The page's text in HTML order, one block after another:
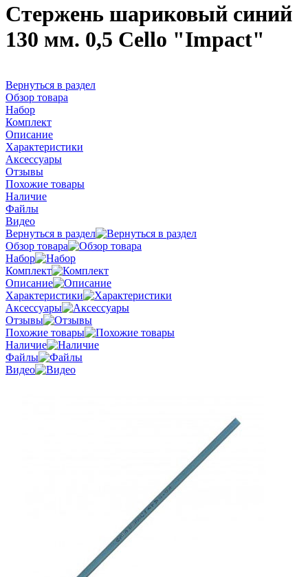
Стержень шариковый синий
130 мм. 0,5 Cello "Impact"
Вернуться в раздел
Обзор товара
Набор
Комплект
Описание
Характеристики
Аксессуары
Отзывы
Похожие товары
Наличие
Файлы
Видео
Вернуться в раздел
Обзор товара
Набор
Комплект
Описание
Характеристики
Аксессуары
Отзывы
Похожие товары
Наличие
Файлы
Видео